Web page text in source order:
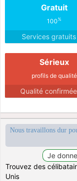
Gratuit
100%
Services gratuits
Sérieux
profils de qualité
Qualité confirmée
Nous travaillons dur
Trouvez des
Unis